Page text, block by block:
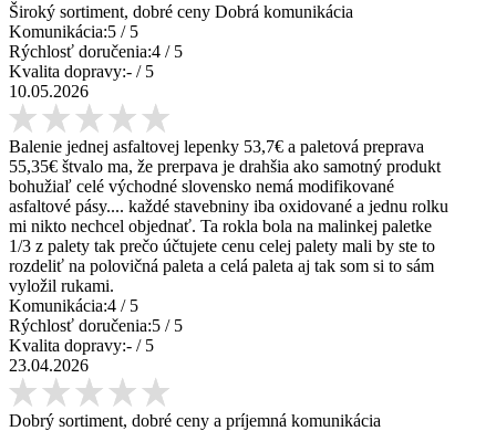
Široký sortiment, dobré ceny Dobrá komunikácia
Komunikácia:5 / 5
Rýchlosť doručenia:4 / 5
Kvalita dopravy:- / 5
10.05.2026
Balenie jednej asfaltovej lepenky 53,7€ a paletová preprava
55,35€ štvalo ma, že prerpava je drahšia ako samotný produkt
bohužiaľ celé východné slovensko nemá modifikované
asfaltové pásy.... každé stavebniny iba oxidované a jednu rolku
mi nikto nechcel objednať. Ta rokla bola na malinkej paletke
1/3 z palety tak prečo účtujete cenu celej palety mali by ste to
rozdeliť na polovičná paleta a celá paleta aj tak som si to sám
vyložil rukami.
Komunikácia:4 / 5
Rýchlosť doručenia:5 / 5
Kvalita dopravy:- / 5
23.04.2026
Dobrý sortiment, dobré ceny a príjemná komunikácia